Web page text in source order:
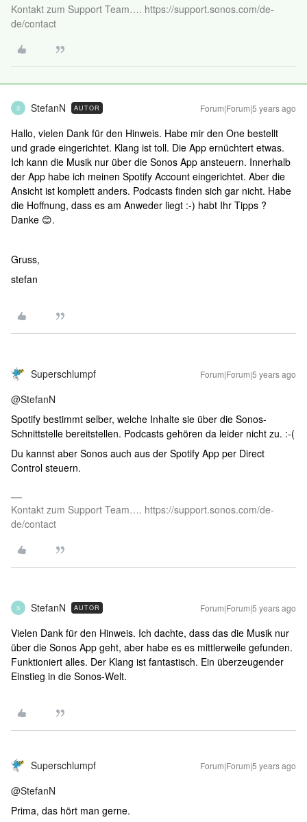
Kontakt zum Support Team…. https://support.sonos.com/de-
de/contact
S StefanN AUTOR Forum|Forum|5 years ago
Hallo, vielen Dank für den Hinweis. Habe mir den One bestellt
und grade eingerichtet. Klang ist toll. Die App ernüchtert etwas.
Ich kann die Musik nur über die Sonos App ansteuern. Innerhalb
der App habe ich meinen Spotify Account eingerichtet. Aber die
Ansicht ist komplett anders. Podcasts finden sich gar nicht. Habe
die Hoffnung, dass es am Anweder liegt :-) habt Ihr Tipps ?
Danke 😊.
Gruss,
stefan
Superschlumpf Forum|Forum|5 years ago
@StefanN
Spotify bestimmt selber, welche Inhalte sie über die Sonos-
Schnittstelle bereitstellen. Podcasts gehören da leider nicht zu. :-(
Du kannst aber Sonos auch aus der Spotify App per Direct
Control steuern.
Kontakt zum Support Team…. https://support.sonos.com/de-
de/contact
S StefanN AUTOR Forum|Forum|5 years ago
Vielen Dank für den Hinweis. Ich dachte, dass das die Musik nur
über die Sonos App geht, aber habe es es mittlerweile gefunden.
Funktioniert alles. Der Klang ist fantastisch. Ein überzeugender
Einstieg in die Sonos-Welt.
Superschlumpf Forum|Forum|5 years ago
@StefanN
Prima, das hört man gerne.